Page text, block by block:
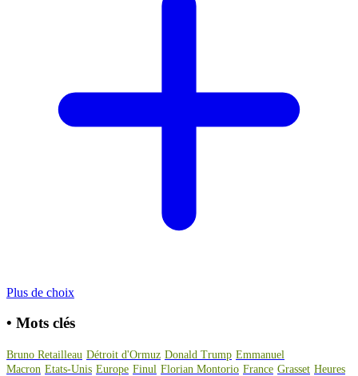
Plus de choix
• Mots clés
Bruno Retailleau Détroit d'Ormuz Donald Trump Emmanuel
Macron Etats-Unis Europe Finul Florian Montorio France Grasset Heures